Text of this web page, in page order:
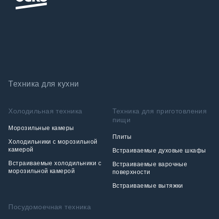
Техника для кухни
Холодильная техника
Морозильные камеры
Холодильники с морозильной
камерой
Встраиваемые холодильники с
морозильной камерой
Техника для приготовления
пищи
Плиты
Встраиваемые духовые шкафы
Встраиваемые варочные
поверхности
Встраиваемые вытяжки
Посудомоечная техника